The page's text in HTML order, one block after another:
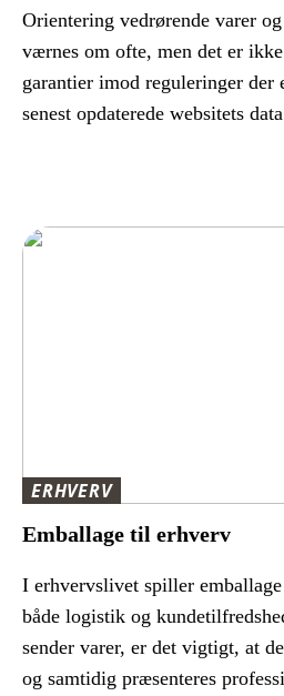
Orientering vedrørende varer
værnes om ofte, men det er
garantier imod reguleringer der
senest opdaterede websitets
ERHVERV
Emballage til erhverv
I erhvervslivet spiller
både logistik og
sender varer, er det vigtigt, at
og samtidig præsenteres